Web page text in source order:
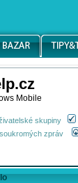
Mobile
skupiny
zpráv